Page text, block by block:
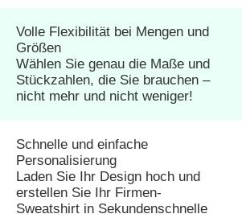
Volle Flexibilität bei Mengen und
Größen
Wählen Sie genau die Maße und
Stückzahlen, die Sie brauchen –
nicht mehr und nicht weniger!
Schnelle und einfache
Personalisierung
Laden Sie Ihr Design hoch und
erstellen Sie Ihr Firmen-
Sweatshirt in Sekundenschnelle